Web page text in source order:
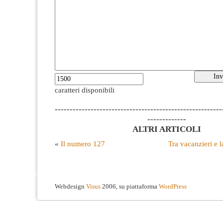
caratteri disponibili
-------------
ALTRI ARTICOLI
« Il numero 127 Tra vacanzieri e
Webdesign Visus 2006, su piattaforma WordPress